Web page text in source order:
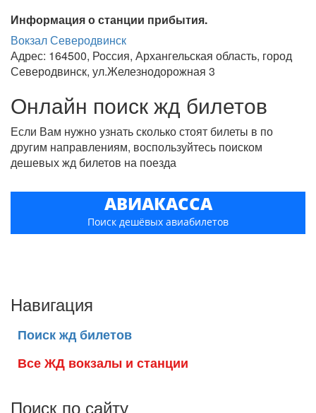
Информация о станции прибытия.
Вокзал Северодвинск
Адрес: 164500, Россия, Архангельская область, город
Северодвинск, ул.Железнодорожная 3
Онлайн поиск жд билетов
Если Вам нужно узнать сколько стоят билеты в по
другим направлениям, воспользуйтесь поиском
дешевых жд билетов на поезда
АВИАКАССА
Поиск дешёвых авиабилетов
Навигация
Поиск жд билетов
Все ЖД вокзалы и станции
Поиск по сайту